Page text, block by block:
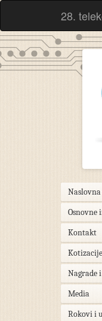
28.
Osnovne
Kontakt
Nagrade
Media
Rokovi i